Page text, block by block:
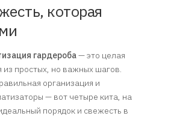
которая
гардероба— это целая
из простых, но важных шагов.
организация и
— вот четыре кита, на
порядок и свежесть в